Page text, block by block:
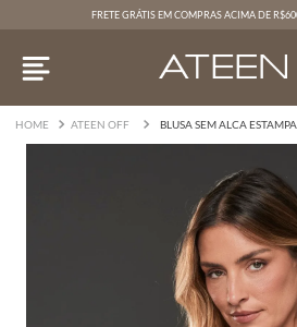
FRETE GRÁTIS EM COMPRAS ACIMA DE
ATEEN OFF BLUSA SEM ALCA